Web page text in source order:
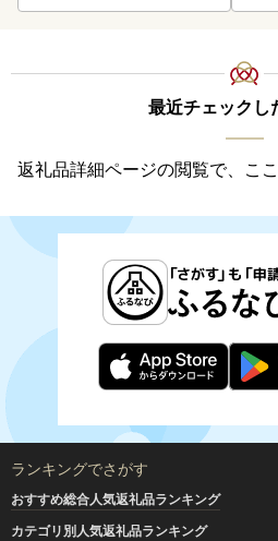
最近チェックし
返礼品詳細ページの閲覧で、こ
ランキングでさがす
おすすめ総合人気返礼品ランキング
カテゴリ別人気返礼品ランキング